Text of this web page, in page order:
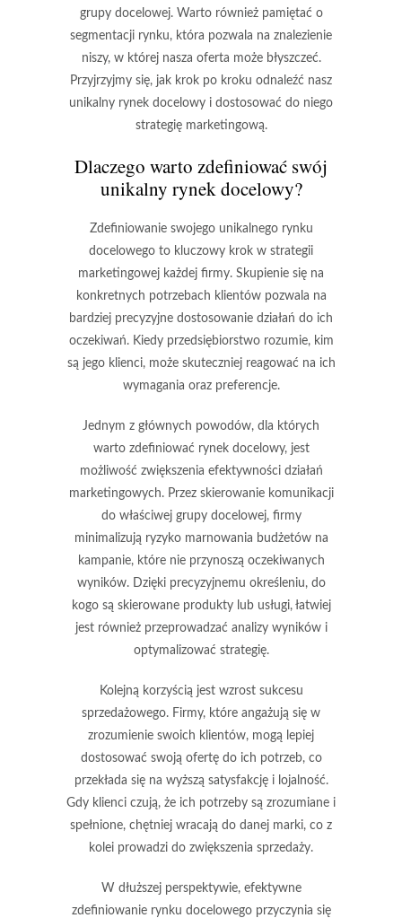
grupy docelowej. Warto również pamiętać o
segmentacji rynku, która pozwala na znalezienie
niszy, w której nasza oferta może błyszczeć.
Przyjrzyjmy się, jak krok po kroku odnaleźć nasz
unikalny rynek docelowy i dostosować do niego
strategię marketingową.
Dlaczego warto zdefiniować swój
unikalny rynek docelowy?
Zdefiniowanie swojego unikalnego rynku
docelowego to kluczowy krok w strategii
marketingowej każdej firmy. Skupienie się na
konkretnych potrzebach klientów pozwala na
bardziej precyzyjne dostosowanie działań do ich
oczekiwań. Kiedy przedsiębiorstwo rozumie, kim
są jego klienci, może skuteczniej reagować na ich
wymagania oraz preferencje.
Jednym z głównych powodów, dla których
warto zdefiniować rynek docelowy, jest
możliwość zwiększenia efektywności działań
marketingowych. Przez skierowanie komunikacji
do właściwej grupy docelowej, firmy
minimalizują ryzyko marnowania budżetów na
kampanie, które nie przynoszą oczekiwanych
wyników. Dzięki precyzyjnemu określeniu, do
kogo są skierowane produkty lub usługi, łatwiej
jest również przeprowadzać analizy wyników i
optymalizować strategię.
Kolejną korzyścią jest wzrost sukcesu
sprzedażowego. Firmy, które angażują się w
zrozumienie swoich klientów, mogą lepiej
dostosować swoją ofertę do ich potrzeb, co
przekłada się na wyższą satysfakcję i lojalność.
Gdy klienci czują, że ich potrzeby są zrozumiane i
spełnione, chętniej wracają do danej marki, co z
kolei prowadzi do zwiększenia sprzedaży.
W dłuższej perspektywie, efektywne
zdefiniowanie rynku docelowego przyczynia się